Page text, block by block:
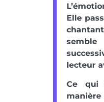
Elle
lecteur
Ce qui